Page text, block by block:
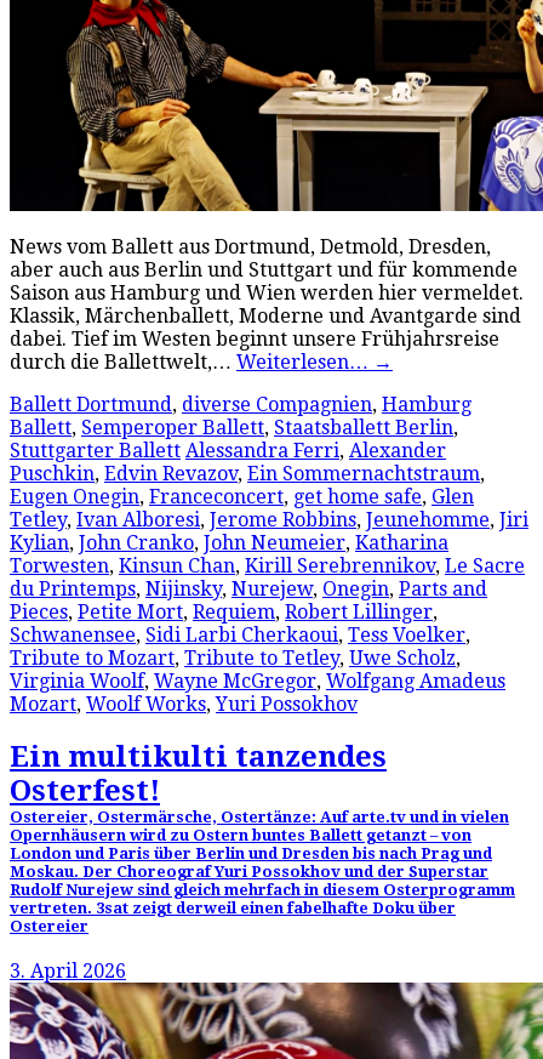
News vom Ballett aus Dortmund, Detmold, Dresden,
aber auch aus Berlin und Stuttgart und für kommende
Saison aus Hamburg und Wien werden hier vermeldet.
Klassik, Märchenballett, Moderne und Avantgarde sind
dabei. Tief im Westen beginnt unsere Frühjahrsreise
durch die Ballettwelt,… Weiterlesen… →
Ballett Dortmund, diverse Compagnien, Hamburg
Ballett, Semperoper Ballett, Staatsballett Berlin,
Stuttgarter Ballett Alessandra Ferri, Alexander
Puschkin, Edvin Revazov, Ein Sommernachtstraum,
Eugen Onegin, Franceconcert, get home safe, Glen
Tetley, Ivan Alboresi, Jerome Robbins, Jeunehomme, Jiri
Kylian, John Cranko, John Neumeier, Katharina
Torwesten, Kinsun Chan, Kirill Serebrennikov, Le Sacre
du Printemps, Nijinsky, Nurejew, Onegin, Parts and
Pieces, Petite Mort, Requiem, Robert Lillinger,
Schwanensee, Sidi Larbi Cherkaoui, Tess Voelker,
Tribute to Mozart, Tribute to Tetley, Uwe Scholz,
Virginia Woolf, Wayne McGregor, Wolfgang Amadeus
Mozart, Woolf Works,Yuri Possokhov
Ein multikulti tanzendes
Osterfest!
Ostereier, Ostermärsche, Ostertänze: Auf arte.tv und in vielen
Opernhäusern wird zu Ostern buntes Ballett getanzt – von
London und Paris über Berlin und Dresden bis nach Prag und
Moskau. Der Choreograf Yuri Possokhov und der Superstar
Rudolf Nurejew sind gleich mehrfach in diesem Osterprogramm
vertreten. 3sat zeigt derweil einen fabelhafte Doku über
Ostereier
3. April 2026